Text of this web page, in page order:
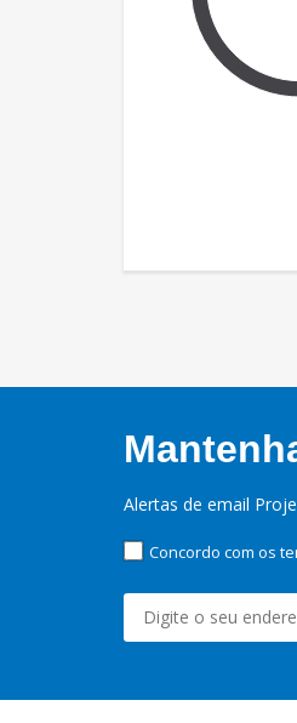
Alertas de email
Concordo com os